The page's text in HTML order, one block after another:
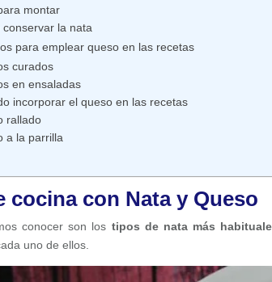
montar
conservar la nata
para emplear queso en las recetas
curados
en ensaladas
incorporar el queso en las recetas
rallado
a la parrilla
cocina con Nata y Queso
conocer son los tipos de nata más
uno de ellos.